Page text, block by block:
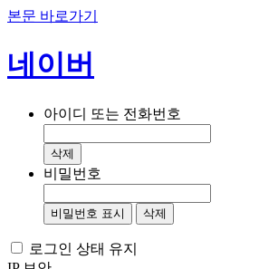
본문 바로가기
네이버
아이디 또는 전화번호
삭제
비밀번호
비밀번호 표시 삭제
로그인 상태 유지